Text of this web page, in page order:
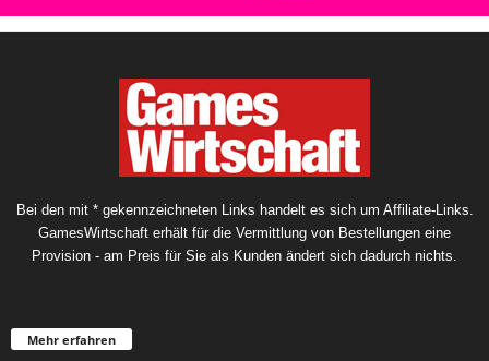
Bei den mit * gekennzeichneten Links handelt es sich um Affiliate-Links.
GamesWirtschaft erhält für die Vermittlung von Bestellungen eine
Provision - am Preis für Sie als Kunden ändert sich dadurch nichts.
Mehr erfahren